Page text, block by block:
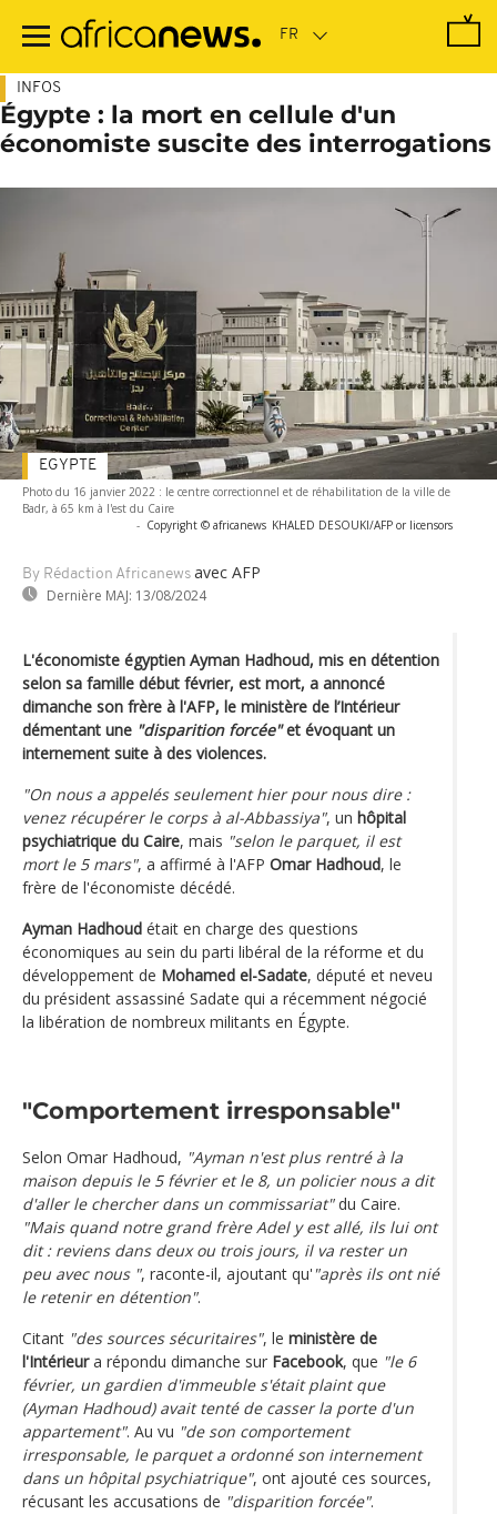
contenu
INFOS
Égypte : la mort en cellule d'un
économiste suscite des interrogations
Photo du 16 janvier 2022 : le centre correctionnel et de réhabilitation de la ville de
Badr, à 65 km à l'est du Caire
- Copyright © africanews KHALED DESOUKI/AFP or licensors
By Rédaction Africanews avec AFP
Dernière MAJ: 13/08/2024
EGYPTE
L'économiste égyptien Ayman Hadhoud, mis en détention
selon sa famille début février, est mort, a annoncé
dimanche son frère à l'AFP, le ministère de l’Intérieur
démentant une "disparition forcée"et évoquant un
internement suite à des violences.
"On nous a appelés seulement hier pour nous dire :
venez récupérer le corps à al-Abbassiya", un hôpital
psychiatrique du Caire, mais "selon le parquet, il est
mort le 5 mars", a affirmé à l'AFP Omar Hadhoud, le
frère de l'économiste décédé.
Ayman Hadhoud était en charge des questions
économiques au sein du parti libéral de la réforme et du
développement de Mohamed el-Sadate, député et neveu
du président assassiné Sadate qui a récemment négocié
la libération de nombreux militants en Égypte.
"Comportement irresponsable"
Selon Omar Hadhoud, "Ayman n'est plus rentré à la
maison depuis le 5 février et le 8, un policier nous a dit
d'aller le chercher dans un commissariat"du Caire.
"Mais quand notre grand frère Adel y est allé, ils lui ont
dit : reviens dans deux ou trois jours, il va rester un
peu avec nous ", raconte-il, ajoutant qu' "après ils ont nié
le retenir en détention".
Citant "des sources sécuritaires", le ministère de
l'Intérieura répondu dimanche sur Facebook, que "le 6
février, un gardien d'immeuble s'était plaint que
(Ayman Hadhoud) avait tenté de casser la porte d'un
appartement". Au vu "de son comportement
irresponsable, le parquet a ordonné son internement
dans un hôpital psychiatrique", ont ajouté ces sources,
récusant les accusations de "disparition forcée".